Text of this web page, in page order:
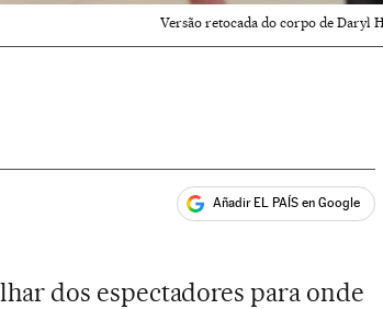
Versão retocada do corpo de Daryl
Añadir EL PAÍS en Google
dos espectadores para onde